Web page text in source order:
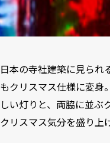
日本の寺社建築に見られ
もクリスマス仕様に変身
しい灯りと、両脇に並ぶ
クリスマス気分を盛り上